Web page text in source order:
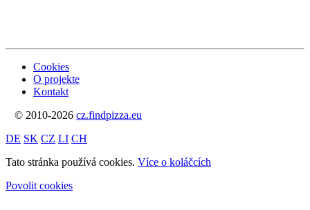
Cookies
O projekte
Kontakt
© 2010-2026 cz.findpizza.eu
DE SK CZ LI CH
Tato stránka používá cookies. Více o koláčcích
Povolit cookies